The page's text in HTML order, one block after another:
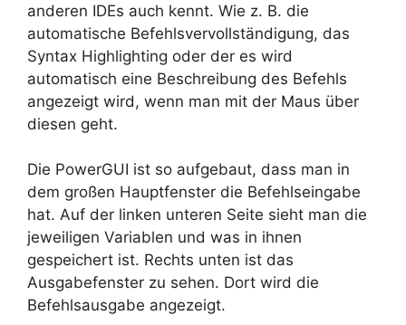
anderen IDEs auch kennt. Wie z. B. die
automatische Befehlsvervollständigung, das
Syntax Highlighting oder der es wird
automatisch eine Beschreibung des Befehls
angezeigt wird, wenn man mit der Maus über
diesen geht.
Die PowerGUI ist so aufgebaut, dass man in
dem großen Hauptfenster die Befehlseingabe
hat. Auf der linken unteren Seite sieht man die
jeweiligen Variablen und was in ihnen
gespeichert ist. Rechts unten ist das
Ausgabefenster zu sehen. Dort wird die
Befehlsausgabe angezeigt.